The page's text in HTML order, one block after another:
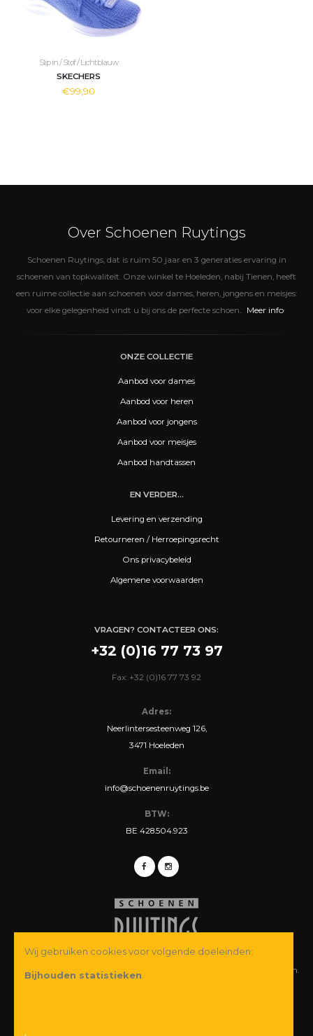
Slip in / Stof / Lichtblauw
SKECHERS
€99,90
Over Schoenen Ruytings
Schoenen Ruytings, dat is ruim 50 jaar en 3 generaties ervaring in
schoenen van topkwaliteit. Onze winkel te Hoeleden, nabij Tienen, heeft
een ruime collectie aan schoenen voor dames, heren, jongens en meisjes:
voor elke gelegenheid vindt u bij ons de perfecte schoen.
Meer info
ONZE COLLECTIE
Aanbod voor dames
Aanbod voor heren
Aanbod voor jongens
Aanbod voor meisjes
Aanbod handtassen
EN VERDER...
Levering en verzending
Retourneren / Herroepingsrecht
Ons privacybeleid
Algemene voorwaarden
VRAGEN? CONTACTEER ONS:
+32 (0)16 77 73 97
Fax: +32 (0)16 77 73 92
Adres:
Neerlintersesteenweg 126,
3471 Hoeleden
Email:
info@schoenenruytings.be
BTW:
BE 428.504.923
© Copyright 2026 Schoenen Ruytings BVBA. Alle rechten voorbehouden.
Wij gebruiken cookies voor volgende doeleinden:
Bijhouden statistieken